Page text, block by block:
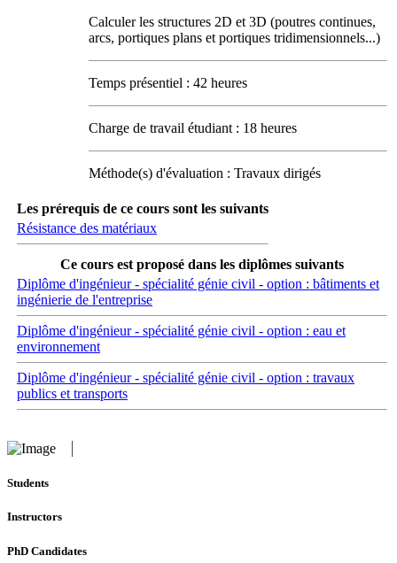
Calculer les structures 2D et 3D (poutres continues,
arcs, portiques plans et portiques tridimensionnels...)
Temps présentiel : 42 heures
Charge de travail étudiant : 18 heures
Méthode(s) d'évaluation : Travaux dirigés
Les prérequis de ce cours sont les suivants
Résistance des matériaux
Ce cours est proposé dans les diplômes suivants
Diplôme d'ingénieur - spécialité génie civil - option : bâtiments et
ingénierie de l'entreprise
Diplôme d'ingénieur - spécialité génie civil - option : eau et
environnement
Diplôme d'ingénieur - spécialité génie civil - option : travaux
publics et transports
Students
Instructors
PhD Candidates